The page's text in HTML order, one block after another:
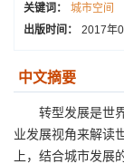
关键词：
城市空间
出版时间：
2017年
中文摘要
转型发展是世
业发展视角来解读
上，结合城市发